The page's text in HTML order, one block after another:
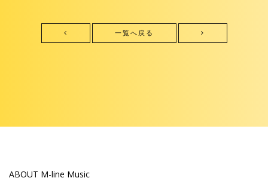
一覧へ戻る
ABOUT M-line Music